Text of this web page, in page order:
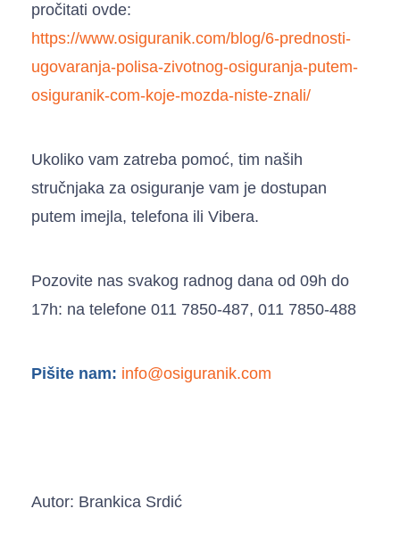
pročitati ovde:
https://www.osiguranik.com/blog/6-prednosti-
ugovaranja-polisa-zivotnog-osiguranja-putem-
osiguranik-com-koje-mozda-niste-znali/
Ukoliko vam zatreba pomoć, tim naših
stručnjaka za osiguranje vam je dostupan
putem imejla, telefona ili Vibera.
Pozovite nas svakog radnog dana od 09h do
17h: na telefone 011 7850-487, 011 7850-488
Pišite nam: info@osiguranik.com
Autor: Brankica Srdić